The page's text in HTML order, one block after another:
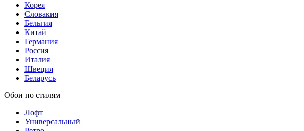
Корея
Словакия
Бельгия
Китай
Германия
Россия
Италия
Швеция
Беларусь
Обои по стилям
Лофт
Универсальный